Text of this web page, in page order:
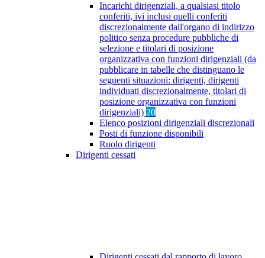
Incarichi dirigenziali, a qualsiasi titolo
conferiti, ivi inclusi quelli conferiti
discrezionalmente dall'organo di indirizzo
politico senza procedure pubbliche di
selezione e titolari di posizione
organizzativa con funzioni dirigenziali (da
pubblicare in tabelle che distinguano le
seguenti situazioni: dirigenti, dirigenti
individuati discrezionalmente, titolari di
posizione organizzativa con funzioni
dirigenziali) 20
Elenco posizioni dirigenziali discrezionali
Posti di funzione disponibili
Ruolo dirigenti
Dirigenti cessati